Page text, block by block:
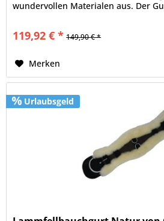
wundervollen Materialen aus. Der
119,92 € * 149,90 € *
Merken
Urlaubsgeld